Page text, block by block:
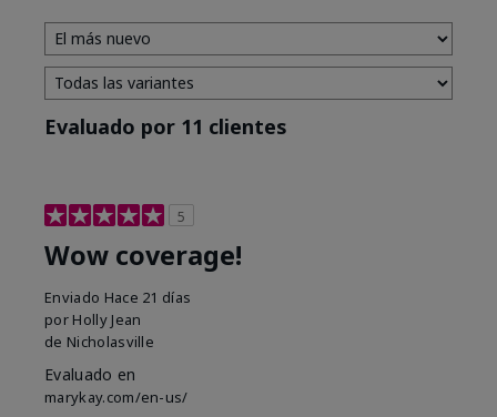
Evaluado por 11 clientes
5
Wow coverage!
Enviado Hace 21 días
por Holly Jean
de Nicholasville
Evaluado en
marykay.com/en-us/